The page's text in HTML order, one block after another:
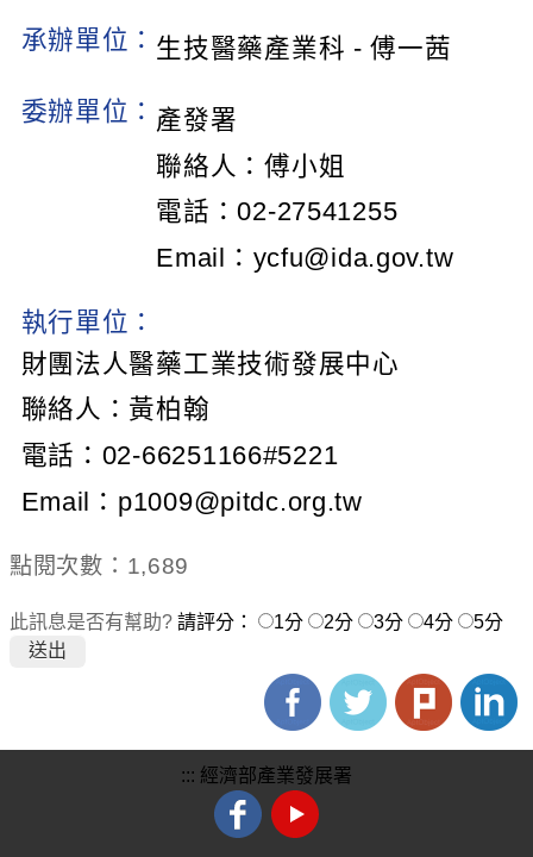
承辦單位： 生技醫藥產業科 - 傅一茜
委辦單位： 產發署
聯絡人：傅小姐
電話：02-27541255
Email： ycfu@ida.gov.tw
執行單位：
財團法人醫藥工業技術發展中心
聯絡人：黃柏翰
電話：02-66251166#5221
Email： p1009@pitdc.org.tw
點閱次數：1,689
此訊息是否有幫助? 請評分： 1分 2分 3分 4分 5分
::: 經濟部產業發展署